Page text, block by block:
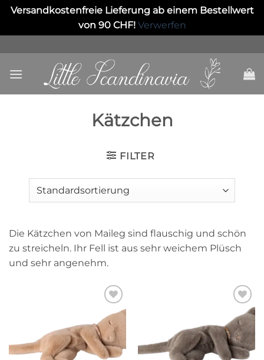
Versandkostenfreie Lieferung ab einem Bestellwert
von 90 CHF! Verwerfen
to
content
Kätzchen
FILTER
Die Kätzchen von Maileg sind flauschig und schön
zu streicheln. Ihr Fell ist aus sehr weichem Plüsch
und sehr angenehm.
Wunschliste
Wunschliste